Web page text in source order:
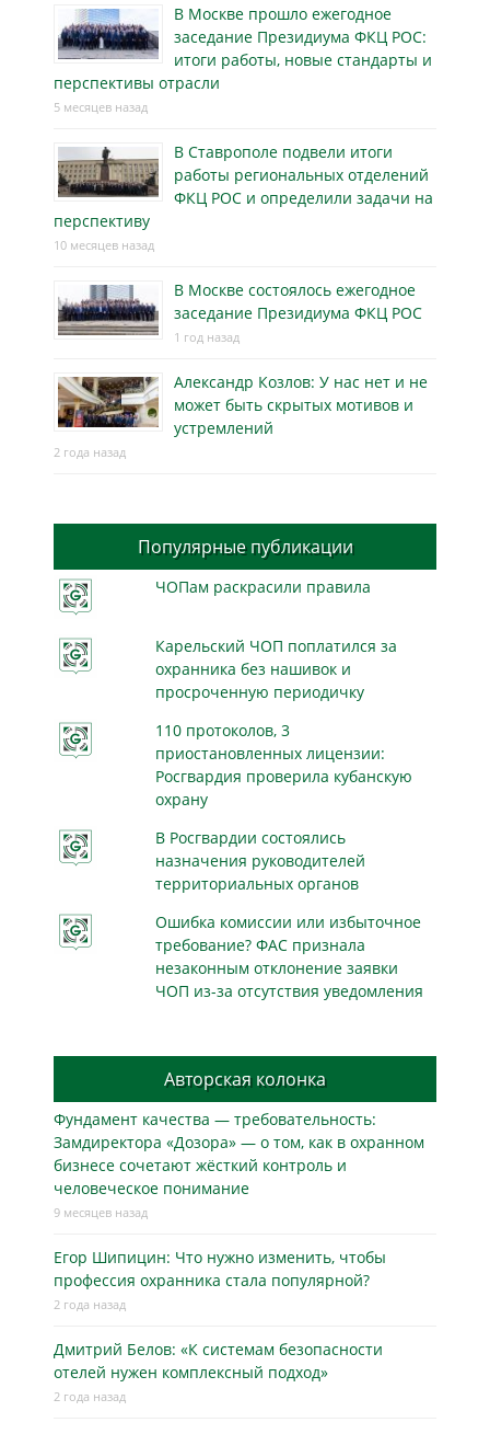
В Москве прошло ежегодное
заседание Президиума ФКЦ РОС:
итоги работы, новые стандарты и
перспективы отрасли
5 месяцев назад
В Ставрополе подвели итоги
работы региональных отделений
ФКЦ РОС и определили задачи на
перспективу
10 месяцев назад
В Москве состоялось ежегодное
заседание Президиума ФКЦ РОС
1 год назад
Александр Козлов: У нас нет и не
может быть скрытых мотивов и
устремлений
2 года назад
Популярные публикации
ЧОПам раскрасили правила
Карельский ЧОП поплатился за
охранника без нашивок и
просроченную периодичку
110 протоколов, 3
приостановленных лицензии:
Росгвардия проверила кубанскую
охрану
В Росгвардии состоялись
назначения руководителей
территориальных органов
Ошибка комиссии или избыточное
требование? ФАС признала
незаконным отклонение заявки
ЧОП из-за отсутствия уведомления
Авторская колонка
Фундамент качества — требовательность:
Замдиректора «Дозора» — о том, как в охранном
бизнесe сочетают жёсткий контроль и
человеческое понимание
9 месяцев назад
Егор Шипицин: Что нужно изменить, чтобы
профессия охранника стала популярной?
2 года назад
Дмитрий Белов: «К системам безопасности
отелей нужен комплексный подход»
2 года назад